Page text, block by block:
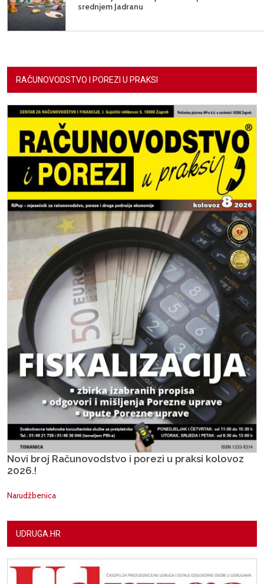
srednjem Jadranu
RAČUNOVODSTVO I POREZI U PRAKSI
Novi broj Računovodstvo i porezi u praksi kolovoz
2026.!
Narudžbenica
UDRUGA.HR